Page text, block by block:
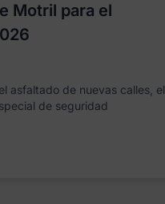
Motril para el
asfaltado de nuevas calles, el
de seguridad